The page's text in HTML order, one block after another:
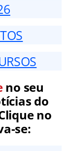
no seu
do
no
se: